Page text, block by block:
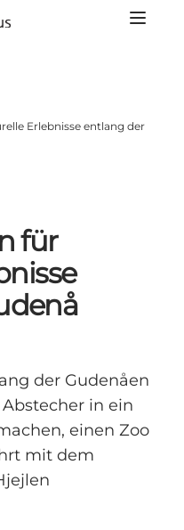
Erlebnisse entlang der
für
der Gudenåen
in ein
einen Zoo
mit dem